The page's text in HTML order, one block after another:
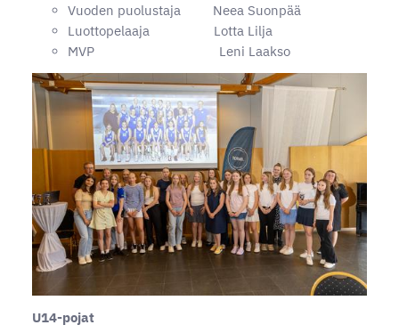
Vuoden puolustaja Neea Suonpää
Luottopelaaja Lotta Lilja
MVP Leni Laakso
U14-pojat